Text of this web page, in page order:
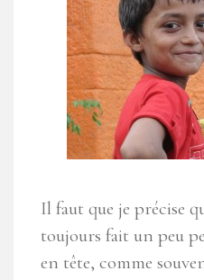
Il faut que je précise
toujours fait un peu
en tête, comme